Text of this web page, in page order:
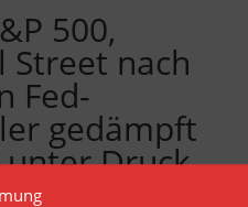
500,
Street nach
Fed-
gedämpft
unter Druck